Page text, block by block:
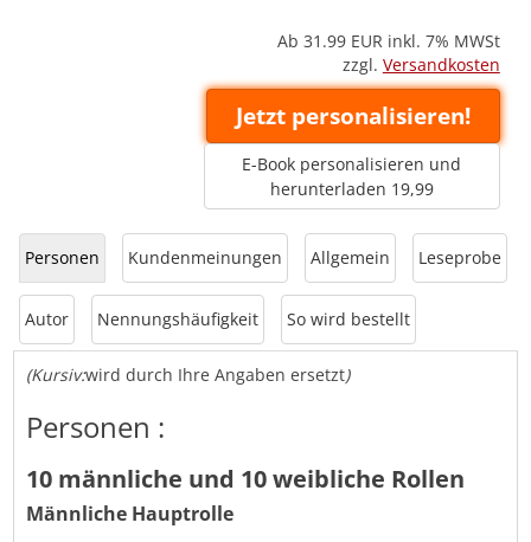
Ab 31.99 EUR inkl. 7% MWSt
zzgl. Versandkosten
Jetzt personalisieren!
E-Book personalisieren und
herunterladen 19,99
Personen Kundenmeinungen Allgemein Leseprobe
Autor Nennungshäufigkeit So wird bestellt
(Kursiv:wird durch Ihre Angaben ersetzt)
Personen :
10 männliche und 10 weibliche Rollen
Männliche Hauptrolle